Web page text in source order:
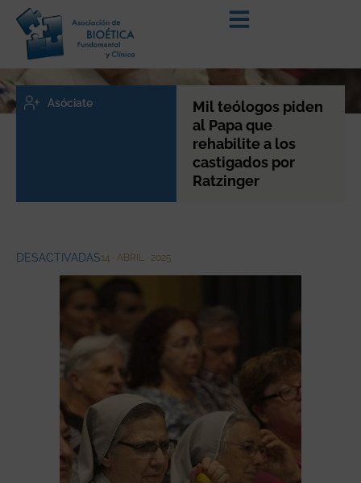
Mil teólogos piden
al Papa que
rehabilite a los
castigados por
Ratzinger
Asóciate
DESACTIVADAS14 · ABRIL · 2025